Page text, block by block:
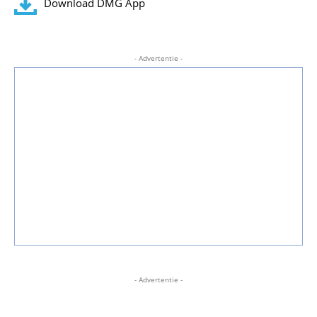
Download DMG App
- Advertentie -
- Advertentie -